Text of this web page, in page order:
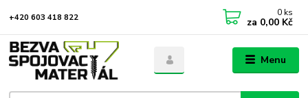
Menu
+420 603 418 822 0 ks
za 0,00 Kč